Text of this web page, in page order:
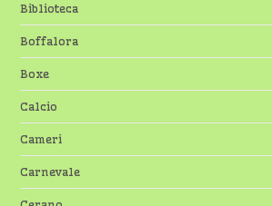
Biblioteca
Boffalora
Boxe
Calcio
Cameri
Carnevale